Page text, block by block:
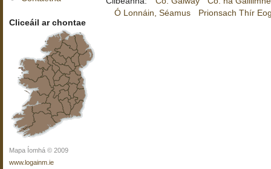
Cliceáil ar chontae
Mapa Íomhá © 2009
www.logainm.ie
Ó Lonnáin, Séamus
Prionsach Thír